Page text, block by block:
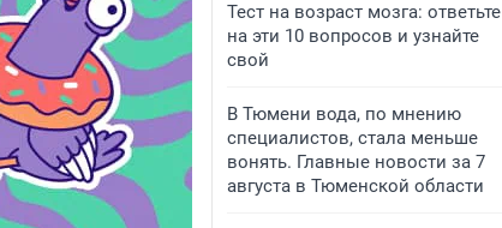
Тест на возраст мозга: ответьте
на эти 10 вопросов и узнайте
свой
В Тюмени вода, по мнению
специалистов, стала меньше
вонять. Главные новости за 7
августа в Тюменской области